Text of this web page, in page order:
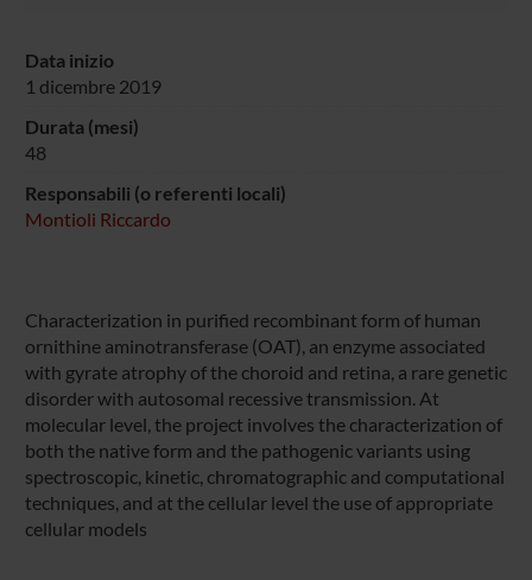
Data inizio
1 dicembre 2019
Durata (mesi)
48
Responsabili (o referenti locali)
Montioli Riccardo
Characterization in purified recombinant form of human
ornithine aminotransferase (OAT), an enzyme associated
with gyrate atrophy of the choroid and retina, a rare genetic
disorder with autosomal recessive transmission. At
molecular level, the project involves the characterization of
both the native form and the pathogenic variants using
spectroscopic, kinetic, chromatographic and computational
techniques, and at the cellular level the use of appropriate
cellular models